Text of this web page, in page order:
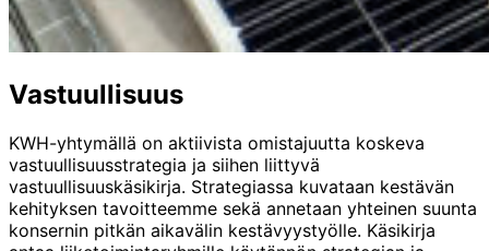
Vastuullisuus
KWH-yhtymällä on aktiivista omistajuutta koskeva
vastuullisuusstrategia ja siihen liittyvä
vastuullisuuskäsikirja. Strategiassa kuvataan kestävän
kehityksen tavoitteemme sekä annetaan yhteinen suunta
konsernin pitkän aikavälin kestävyystyölle. Käsikirja